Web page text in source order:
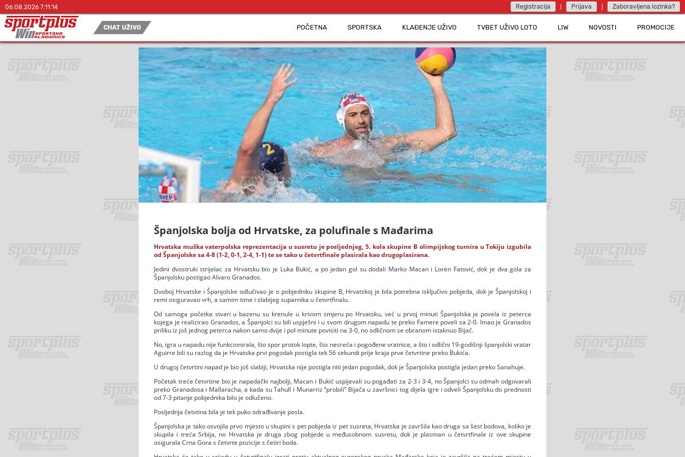
06.08.2026 7:11:15 Registracija Prijava Zaboravljena lozinka?
CHAT UŽIVO POČETNA SPORTSKA KLAĐENJE UŽIVO TVBET UŽIVO LOTO LIW NOVOSTI PROMOCIJE
Španjolska bolja od Hrvatske, za polufinale s Mađarima
Hrvatska muška vaterpolska reprezentacija u susretu je posljednjeg, 5. kola skupine B olimpijskog turnira u Tokiju izgubila
od Španjolske sa 4-8 (1-2, 0-1, 2-4, 1-1) te se tako u četvrtfinale plasirala kao drugoplasirana.
Jedini dvostruki strijelac za Hrvatsku bio je Luka Bukić, a po jedan gol su dodali Marko Macan i Loren Fatović, dok je dva gola za
Španjolsku postigao Alvaro Granados.
Dvoboj Hrvatske i Španjolske odlučivao je o pobjedniku skupine B, Hrvatskoj je bila potrebna isključivo pobjeda, dok je Španjolskoj i
remi osiguravao vrh, a samim time i slabijeg suparnika u četvrtfinalu.
Od samoga početka stvari u bazenu su krenule u krivom smjeru po Hrvatsku, već u prvoj minuti Španjolska je povela iz peterca
kojega je realizirao Granados, a Španjolci su bili uspješni i u svom drugom napadu te preko Famere poveli sa 2-0. Imao je Granados
priliku iz još jednog peterca nakon samo dvije i pol minute povisiti na 3-0, no odličnom se obranom istaknuo Bijač.
No, igra u napadu nije funkcionirala, što spor protok lopte, što nesreća i pogođene vratnice, a što i odlični 19-godišnji španjolski vratar
Aguirre bili su razlog da je Hrvatska prvi pogodak postigla tek 56 sekundi prije kraja prve četvrtine preko Bukića.
U drugoj četvrtini napad je bio još slabiji, Hrvatska nije postigla niti jedan pogodak, dok je Španjolska postigla jedan preko Sanahuje.
Početak treće četvrtine bio je napadački najbolji, Macan i Bukić uspijevali su pogađati za 2-3 i 3-4, no Španjolci su odmah odgovarali
preko Granadosa i Mallaracha, a kada su Tahull i Munarriz “probili” Bijača u završnici tog dijela igre i odveli Španjolsku do prednosti
od 7-3 pitanje pobjednika bilo je odlučeno.
Posljednja četvtina bila je tek puko odrađivanje posla.
Španjolska je tako osvojila prvo mjesto u skupini s pet pobjeda iz pet susreta, Hrvatska je završila kao druga sa šest bodova, koliko je
skupila i treća Srbija, no Hrvatska je druga zbog pobjede u međusobnom susretu, dok je plasman u četvrtfinale iz ove skupine
osigurala Crna Gora s četvrte pozicije s četiri boda.